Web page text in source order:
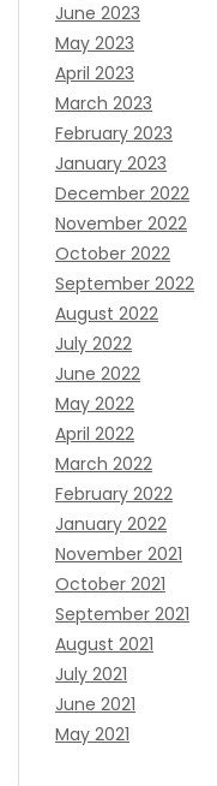
June 2023
May 2023
April 2023
March 2023
February 2023
January 2023
December 2022
November 2022
October 2022
September 2022
August 2022
July 2022
June 2022
May 2022
April 2022
March 2022
February 2022
January 2022
November 2021
October 2021
September 2021
August 2021
July 2021
June 2021
May 2021